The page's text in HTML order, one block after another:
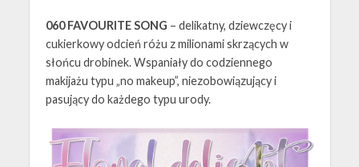
060 FAVOURITE SONG – delikatny, dziewczęcy i
cukierkowy odcień różu z milionami skrzących w
słońcu drobinek. Wspaniały do codziennego
makijażu typu „no makeup”, niezobowiązujący i
pasujący do każdego typu urody.